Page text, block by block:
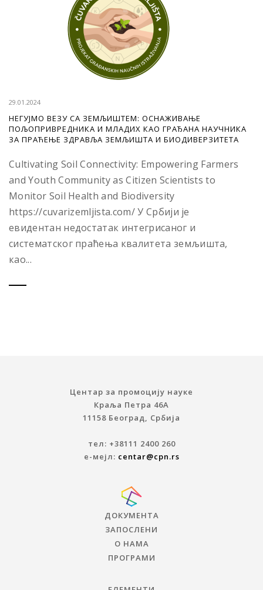
29.01.2024
НЕГУЈМО ВЕЗУ СА ЗЕМЉИШТЕМ: ОСНАЖИВАЊЕ
ПОЉОПРИВРЕДНИКА И МЛАДИХ КАО ГРАЂАНА НАУЧНИКА
ЗА ПРАЋЕЊЕ ЗДРАВЉА ЗЕМЉИШТА И БИОДИВЕРЗИТЕТА
Cultivating Soil Connectivity: Empowering Farmers
and Youth Community as Citizen Scientists to
Monitor Soil Health and Biodiversity
https://cuvarizemljista.com/ У Србији је
евидентан недостатак интегрисаног и
систематског праћења квалитета земљишта,
као...
Центар за промоцију науке
Краља Петра 46A
11158 Београд, Србија
тел: +38111 2400 260
е-мејл: centar@cpn.rs
ДОКУМЕНТА
ЗАПОСЛЕНИ
О НАМА
ПРОГРАМИ